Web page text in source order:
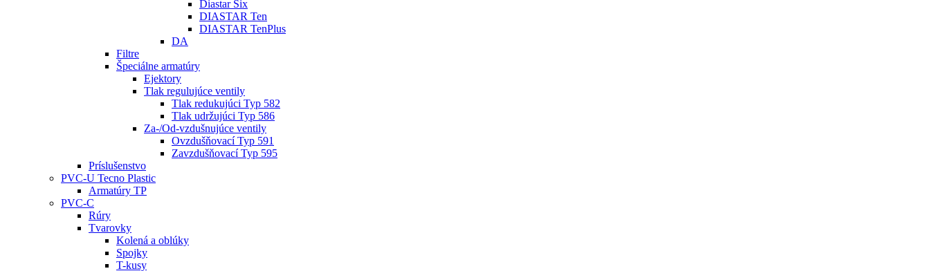
Diastar Six
DIASTAR Ten
DIASTAR TenPlus
DA
Filtre
Špeciálne armatúry
Ejektory
Tlak regulujúce ventily
Tlak redukujúci Typ 582
Tlak udržujúci Typ 586
Za-/Od-vzdušnujúce ventily
Ovzdušňovací Typ 591
Zavzdušňovací Typ 595
Príslušenstvo
PVC-U Tecno Plastic
Armatúry TP
PVC-C
Rúry
Tvarovky
Kolená a oblúky
Spojky
T-kusy